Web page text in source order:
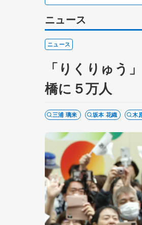
ニュース
ニュース
「りくりゅう
橋に５万人
三浦 璃来 坂本 花織 木